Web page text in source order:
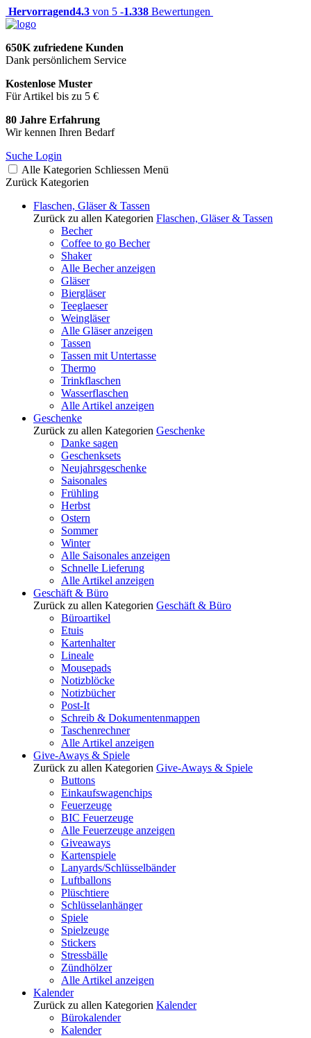
Hervorragend4.3 von 5 -1.338 Bewertungen
650K zufriedene Kunden
Dank persönlichem Service
Kostenlose Muster
Für Artikel bis zu 5 €
80 Jahre Erfahrung
Wir kennen Ihren Bedarf
Suche Login
Alle Kategorien Schliessen Menü
Zurück Kategorien
Flaschen, Gläser & Tassen
Zurück zu allen Kategorien Flaschen, Gläser & Tassen
Becher
Coffee to go Becher
Shaker
Alle Becher anzeigen
Gläser
Biergläser
Teeglaeser
Weingläser
Alle Gläser anzeigen
Tassen
Tassen mit Untertasse
Thermo
Trinkflaschen
Wasserflaschen
Alle Artikel anzeigen
Geschenke
Zurück zu allen Kategorien Geschenke
Danke sagen
Geschenksets
Neujahrsgeschenke
Saisonales
Frühling
Herbst
Ostern
Sommer
Winter
Alle Saisonales anzeigen
Schnelle Lieferung
Alle Artikel anzeigen
Geschäft & Büro
Zurück zu allen Kategorien Geschäft & Büro
Büroartikel
Etuis
Kartenhalter
Lineale
Mousepads
Notizblöcke
Notizbücher
Post-It
Schreib & Dokumentenmappen
Taschenrechner
Alle Artikel anzeigen
Give-Aways & Spiele
Zurück zu allen Kategorien Give-Aways & Spiele
Buttons
Einkaufswagenchips
Feuerzeuge
BIC Feuerzeuge
Alle Feuerzeuge anzeigen
Giveaways
Kartenspiele
Lanyards/Schlüsselbänder
Luftballons
Plüschtiere
Schlüsselanhänger
Spiele
Spielzeuge
Stickers
Stressbälle
Zündhölzer
Alle Artikel anzeigen
Kalender
Zurück zu allen Kategorien Kalender
Bürokalender
Kalender